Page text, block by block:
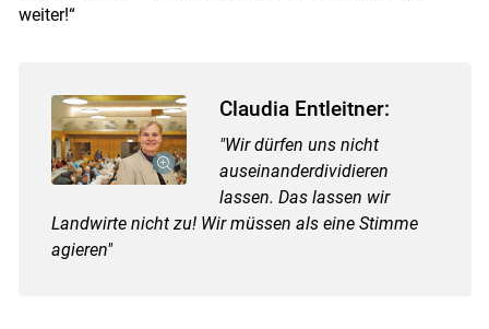
weiter!“
Claudia Entleitner:
"Wir dürfen uns nicht
auseinanderdividieren
lassen. Das lassen wir
Landwirte nicht zu! Wir müssen als eine Stimme
agieren"